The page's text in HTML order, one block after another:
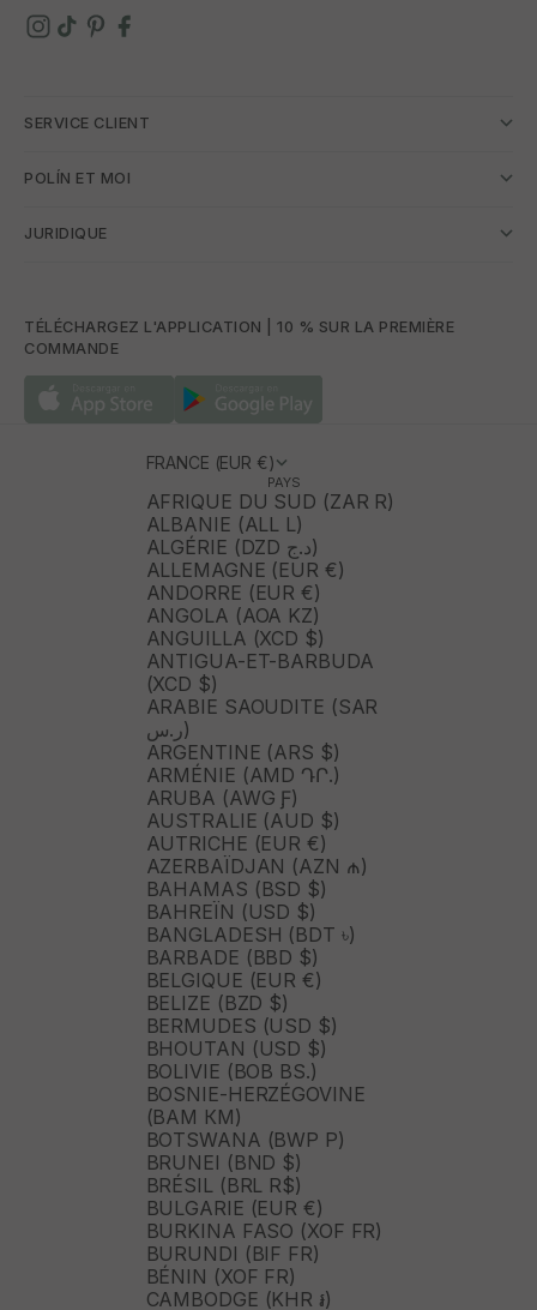
SERVICE CLIENT
POLÍN ET MOI
JURIDIQUE
TÉLÉCHARGEZ L'APPLICATION | 10 % SUR LA PREMIÈRE
COMMANDE
FRANCE (EUR €)
PAYS
AFRIQUE DU SUD (ZAR R)
ALBANIE (ALL L)
ALGÉRIE (DZD د.ج)
ALLEMAGNE (EUR €)
ANDORRE (EUR €)
ANGOLA (AOA KZ)
ANGUILLA (XCD $)
ANTIGUA-ET-BARBUDA
(XCD $)
ARABIE SAOUDITE (SAR
ر.س)
ARGENTINE (ARS $)
ARMÉNIE (AMD ԴՐ.)
ARUBA (AWG Ƒ)
AUSTRALIE (AUD $)
AUTRICHE (EUR €)
AZERBAÏDJAN (AZN ₼)
BAHAMAS (BSD $)
BAHREÏN (USD $)
BANGLADESH (BDT ৳)
BARBADE (BBD $)
BELGIQUE (EUR €)
BELIZE (BZD $)
BERMUDES (USD $)
BHOUTAN (USD $)
BOLIVIE (BOB BS.)
BOSNIE-HERZÉGOVINE
(BAM КМ)
BOTSWANA (BWP P)
BRUNEI (BND $)
BRÉSIL (BRL R$)
BULGARIE (EUR €)
BURKINA FASO (XOF FR)
BURUNDI (BIF FR)
BÉNIN (XOF FR)
CAMBODGE (KHR ៛)